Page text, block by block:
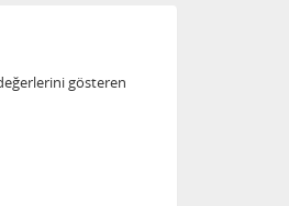
gösteren